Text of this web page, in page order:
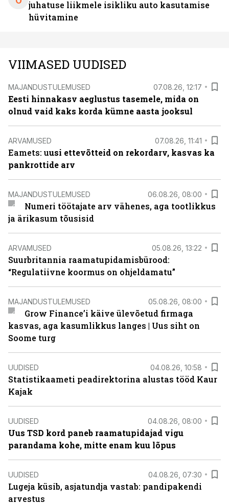
juhatuse liikmele isikliku auto kasutamise
hüvitamine
VIIMASED UUDISED
MAJANDUSTULEMUSED 07.08.26, 12:17
Eesti hinnakasv aeglustus tasemele, mida on
olnud vaid kaks korda kümne aasta jooksul
ARVAMUSED 07.08.26, 11:41
Eamets: uusi ettevõtteid on rekordarv, kasvas ka
pankrottide arv
MAJANDUSTULEMUSED 06.08.26, 08:00
Numeri töötajate arv vähenes, aga tootlikkus
ja ärikasum tõusisid
ARVAMUSED 05.08.26, 13:22
Suurbritannia raamatupidamisbürood:
“Regulatiivne koormus on ohjeldamatu”
MAJANDUSTULEMUSED 05.08.26, 08:00
Grow Finance’i käive ülevõetud firmaga
kasvas, aga kasumlikkus langes | Uus siht on
Soome turg
UUDISED 04.08.26, 10:58
Statistikaameti peadirektorina alustas tööd Kaur
Kajak
UUDISED 04.08.26, 08:00
Uus TSD kord paneb raamatupidajad vigu
parandama kohe, mitte enam kuu lõpus
UUDISED 04.08.26, 07:30
Lugeja küsib, asjatundja vastab: pandipakendi
arvestus